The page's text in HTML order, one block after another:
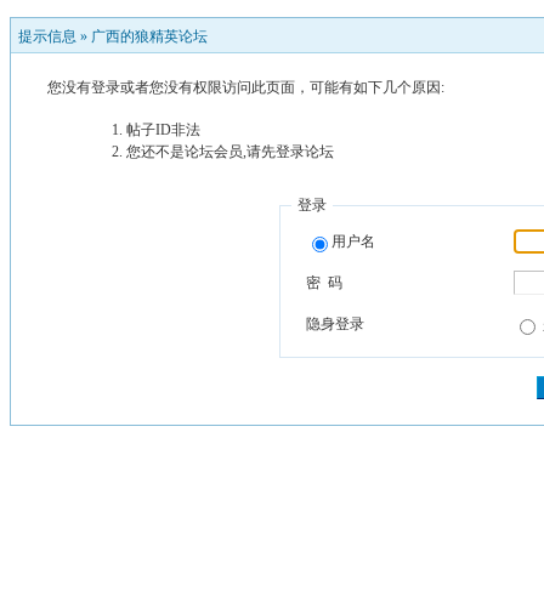
提示信息 » 广西的狼精英论坛
您没有登录或者您没有权限访问此页面，可能有如下几个原因:
帖子ID非法
您还不是论坛会员,请先登录论坛
登录
用户名
密 码
隐身登录